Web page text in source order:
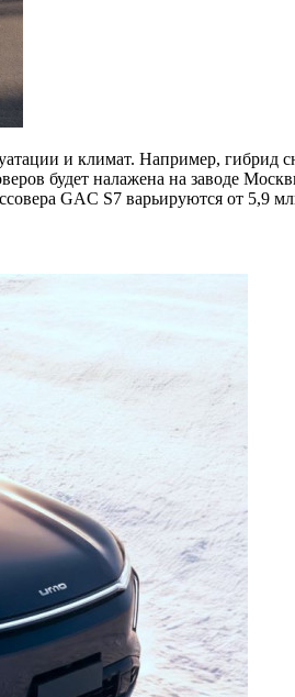
и климат. Например, гибрид
будет налажена на заводе
GAC S7 варьируются от 5,9